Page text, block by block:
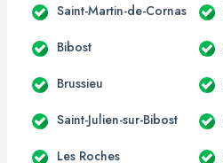
Saint-Martin-de-Cornas
Bibost
Brussieu
Saint-Julien-sur-Bibost
Les Roches